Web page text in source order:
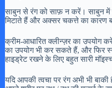
साबुन से रंग को साफ़ न करें। साबुन में
मिटाते हैं और अक्सर चकत्ते का कारण
क्रीम-आधारित क्लीन्ज़र का उपयोग
का उपयोग भी कर सकते हैं, और फिर
हाइड्रेट रखने के लिए बहुत सारी
यदि आपकी त्वचा पर रंग अभी भी